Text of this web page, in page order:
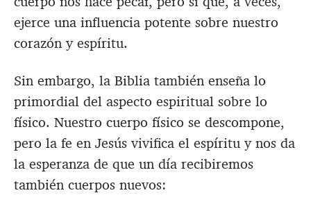
ejerce una influencia potente sobre nuestro
corazón y espíritu.
Sin embargo, la Biblia también enseña lo
primordial del aspecto espiritual sobre lo
físico. Nuestro cuerpo físico se descompone,
pero la fe en Jesús vivifica el espíritu y nos da
la esperanza de que un día recibiremos
también cuerpos nuevos: